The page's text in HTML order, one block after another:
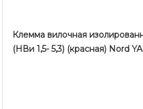
Клемма вилочная
(НВи 1,5- 5,3) (красная) Nord